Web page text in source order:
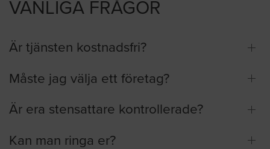
VANLIGA FRÅGOR
Är tjänsten kostnadsfri?
Måste jag välja ett företag?
Är era stensattare kontrollerade?
Kan man ringa er?